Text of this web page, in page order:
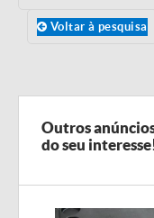
Voltar à pesquisa
Outros
do seu